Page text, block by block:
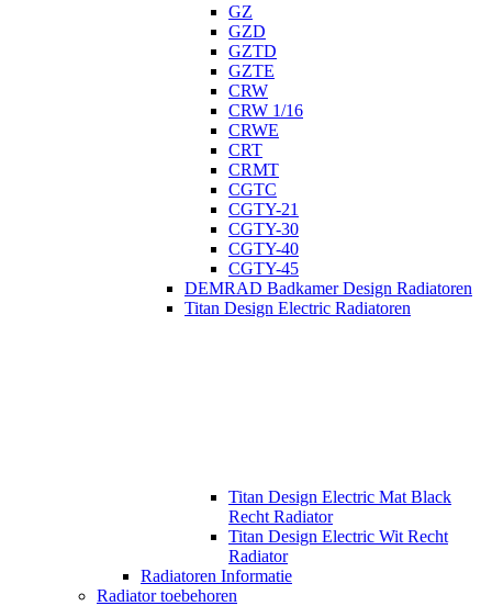
GZ
GZD
GZTD
GZTE
CRW
CRW 1/16
CRWE
CRT
CRMT
CGTC
CGTY-21
CGTY-30
CGTY-40
CGTY-45
DEMRAD Badkamer Design Radiatoren
Titan Design Electric Radiatoren
Titan Design Electric Mat Black
Recht Radiator
Titan Design Electric Wit Recht
Radiator
Radiatoren Informatie
Radiator toebehoren